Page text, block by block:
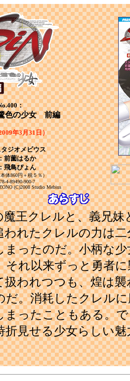
：
色の少女 前編
年3月31日）
ジオメビウス
前薗はるか
飛鳥ぴょん
体860円＋税５％）
4-89490-900-7
(C)2008 Studio Mebius
王クレルと、義兄妹
われたクレルの力は
まったのだ。小柄な
それ以来ずっと勇者
扱われつつも、煌は
だ。消耗したクレル
まったこともある。
折見せる少女らしい